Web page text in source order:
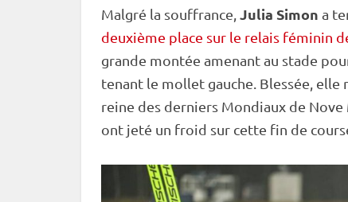
Malgré la souffrance, Julia Simon a
deuxième place sur le relais féminin
grande montée amenant au stade
tenant le mollet gauche. Blessée, elle
reine des derniers Mondiaux de Nove
ont jeté un froid sur cette fin de